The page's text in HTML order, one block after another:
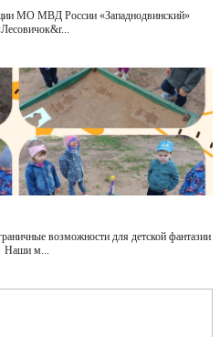
МО МВД России «Западнодвинский»
возможности для детской фантазии
Наши м...